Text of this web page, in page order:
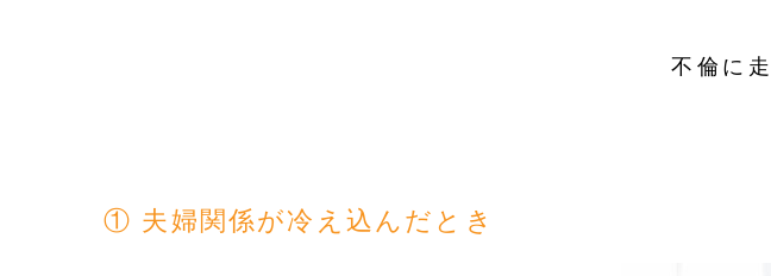
不倫に
① 夫婦関係が冷え込んだとき